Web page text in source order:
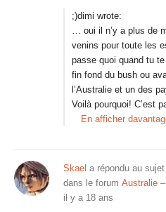
;)dimi wrote:
… oui il n’y a plus de
venins pour toute les
passe quoi quand tu
fin fond du bush ou
l’Australie et un des
Voilà pourquoi! C’est
En afficher
Skael a répondu au sujet
dans le forum Australie
il y a 18 ans